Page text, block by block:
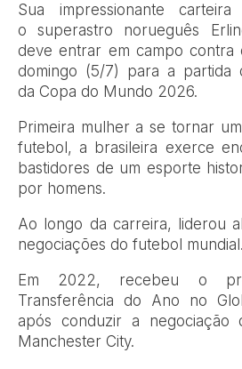
Sua impressionante
o superastro norueguês
deve entrar em campo contra
domingo (5/7) para a partida
da Copa do Mundo 2026.
Primeira mulher a se tornar
futebol, a brasileira exerce
bastidores de um esporte
por homens.
Ao longo da carreira, liderou
negociações do futebol mundial.
Em 2022, recebeu o
Transferência do Ano no
após conduzir a negociação
Manchester City.